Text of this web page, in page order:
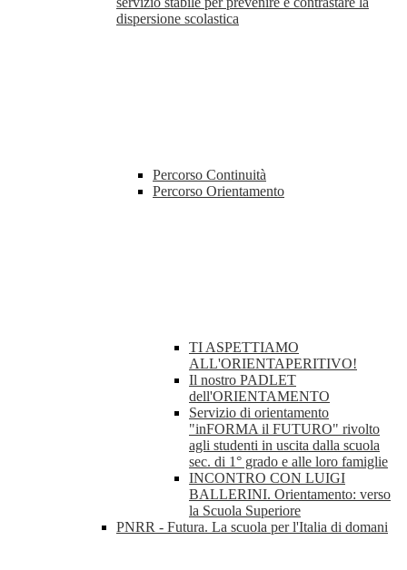
dispersione scolastica
Percorso Continuità
Percorso Orientamento
TI ASPETTIAMO
ALL'ORIENTAPERITIVO!
Il nostro PADLET
dell'ORIENTAMENTO
Servizio di orientamento
"inFORMA il FUTURO" rivolto
agli studenti in uscita dalla scuola
sec. di 1° grado e alle loro famiglie
INCONTRO CON LUIGI
BALLERINI. Orientamento: verso
la Scuola Superiore
PNRR - Futura. La scuola per l'Italia di domani